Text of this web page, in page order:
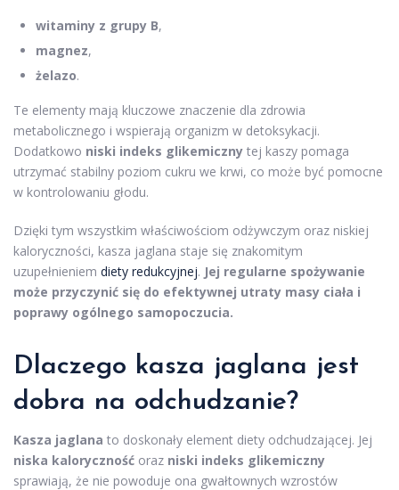
witaminy z grupy B,
magnez,
żelazo.
Te elementy mają kluczowe znaczenie dla zdrowia
metabolicznego i wspierają organizm w detoksykacji.
Dodatkowo niski indeks glikemiczny tej kaszy pomaga
utrzymać stabilny poziom cukru we krwi, co może być pomocne
w kontrolowaniu głodu.
Dzięki tym wszystkim właściwościom odżywczym oraz niskiej
kaloryczności, kasza jaglana staje się znakomitym
uzupełnieniem diety redukcyjnej. Jej regularne spożywanie
może przyczynić się do efektywnej utraty masy ciała i
poprawy ogólnego samopoczucia.
Dlaczego kasza jaglana jest
dobra na odchudzanie?
Kasza jaglana to doskonały element diety odchudzającej. Jej
niska kaloryczność oraz niski indeks glikemiczny
sprawiają, że nie powoduje ona gwałtownych wzrostów